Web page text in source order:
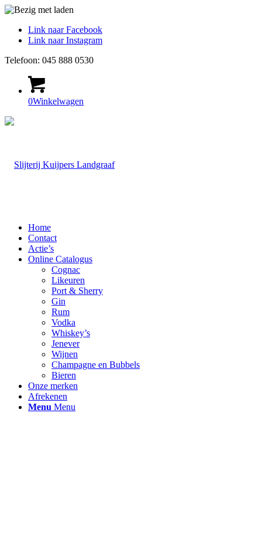
Link naar Facebook
Link naar Instagram
Telefoon: 045 888 0530
0Winkelwagen
Home
Contact
Actie’s
Online Catalogus
Cognac
Likeuren
Port & Sherry
Gin
Rum
Vodka
Whiskey’s
Jenever
Wijnen
Champagne en Bubbels
Bieren
Onze merken
Afrekenen
Menu Menu